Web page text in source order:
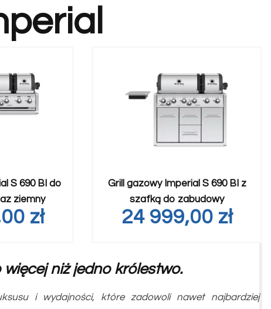
S 690 BI do
ziemny
zł
Grill gazowy Imperial S 690 BI z
szafką do zabudowy
24 999,00 zł
niż jedno królestwo.
i wydajności, które zadowoli nawet najbardziej